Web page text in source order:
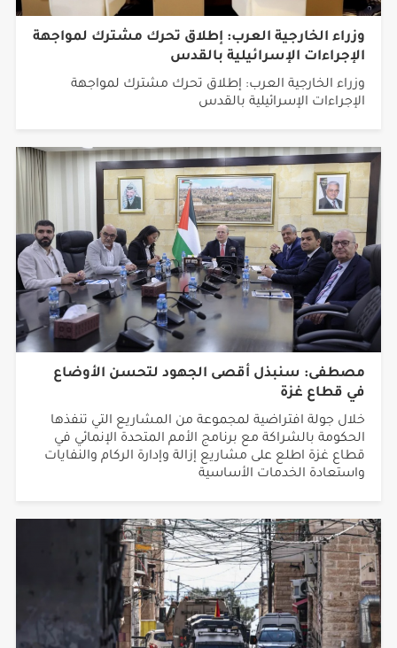
وزراء الخارجية العرب: إطلاق تحرك مشترك لمواجهة
الإجراءات الإسرائيلية بالقدس
وزراء الخارجية العرب: إطلاق تحرك مشترك لمواجهة
مصطفى: سنبذل أقصى الجهود لتحسن الأوضاع
في قطاع غزة
خلال جولة افتراضية لمجموعة من المشاريع التي تنفذها
الحكومة بالشراكة مع برنامج الأمم المتحدة الإنمائي في
قطاع غزة اطلع على مشاريع إزالة وإدارة الركام والنفايات